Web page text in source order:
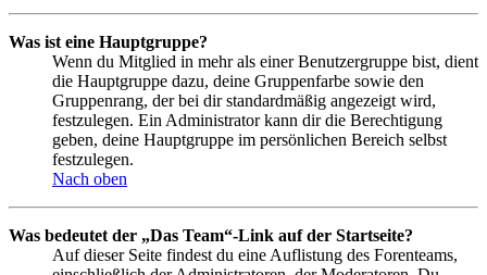
Was ist eine Hauptgruppe?
Wenn du Mitglied in mehr als einer Benutzergruppe bist, dient
die Hauptgruppe dazu, deine Gruppenfarbe sowie den
Gruppenrang, der bei dir standardmäßig angezeigt wird,
festzulegen. Ein Administrator kann dir die Berechtigung
geben, deine Hauptgruppe im persönlichen Bereich selbst
festzulegen.
Nach oben
Was bedeutet der „Das Team“-Link auf der Startseite?
Auf dieser Seite findest du eine Auflistung des Forenteams,